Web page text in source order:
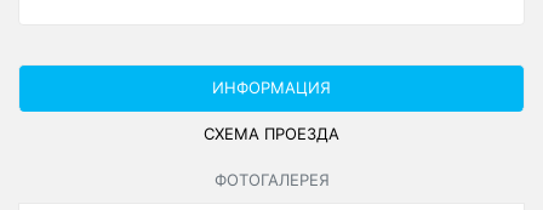
ИНФОРМАЦИЯ
СХЕМА ПРОЕЗДА
ФОТОГАЛЕРЕЯ